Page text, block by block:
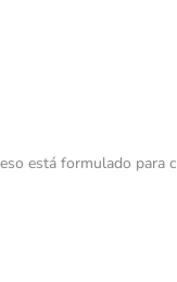
está formulado